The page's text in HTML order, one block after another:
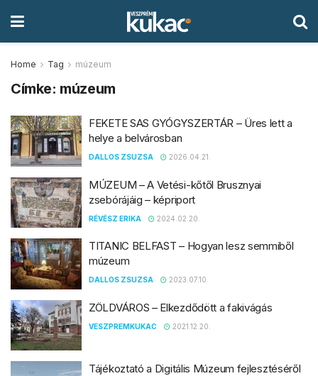
Home Tag múzeum
Címke: múzeum
FEKETE SAS GYÓGYSZERTÁR – Üres lett a
helye a belvárosban
DALLOS ZSUZSA 2026.04.21.
MÚZEUM – A Vetési-kőtől Brusznyai
zsebórájáig – képriport
RÉVÉSZ ERIKA 2024.02.20.
TITANIC BELFAST – Hogyan lesz semmiből
múzeum
DALLOS ZSUZSA 2023.07.10.
ZÖLDVÁROS – Elkezdődött a fakivágás
VESZPREMKUKAC 2021.12.20.
Tájékoztató a Digitális Múzeum fejlesztéséről